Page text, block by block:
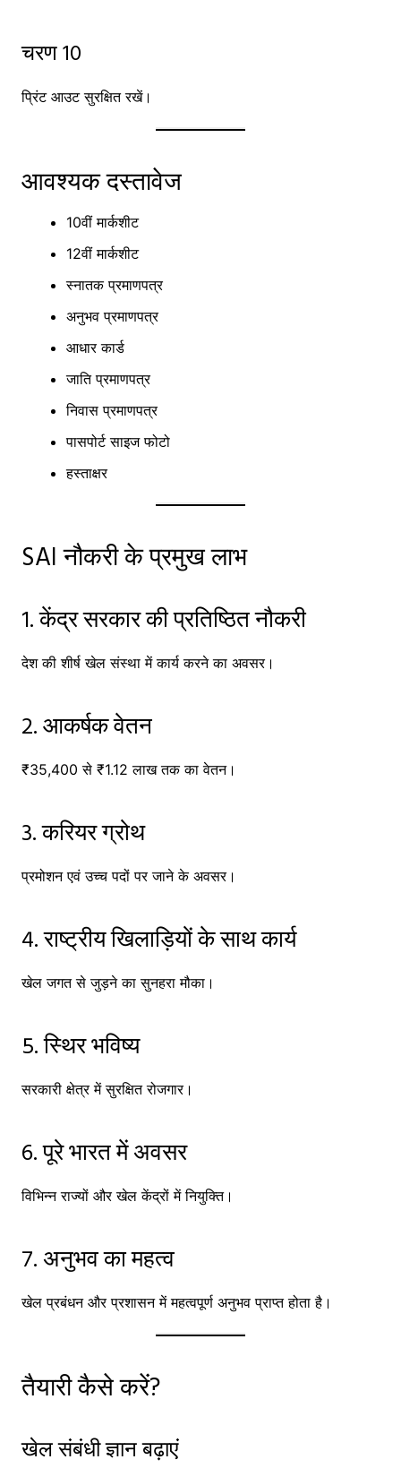
चरण 10
प्रिंट आउट सुरक्षित रखें।
आवश्यक दस्तावेज
10वीं मार्कशीट
12वीं मार्कशीट
स्नातक प्रमाणपत्र
अनुभव प्रमाणपत्र
आधार कार्ड
जाति प्रमाणपत्र
निवास प्रमाणपत्र
पासपोर्ट साइज फोटो
हस्ताक्षर
SAI नौकरी के प्रमुख लाभ
1. केंद्र सरकार की प्रतिष्ठित नौकरी
देश की शीर्ष खेल संस्था में कार्य करने का अवसर।
2. आकर्षक वेतन
₹35,400 से ₹1.12 लाख तक का वेतन।
3. करियर ग्रोथ
प्रमोशन एवं उच्च पदों पर जाने के अवसर।
4. राष्ट्रीय खिलाड़ियों के साथ कार्य
खेल जगत से जुड़ने का सुनहरा मौका।
5. स्थिर भविष्य
सरकारी क्षेत्र में सुरक्षित रोजगार।
6. पूरे भारत में अवसर
विभिन्न राज्यों और खेल केंद्रों में नियुक्ति।
7. अनुभव का महत्व
खेल प्रबंधन और प्रशासन में महत्वपूर्ण अनुभव प्राप्त होता है।
तैयारी कैसे करें?
खेल संबंधी ज्ञान बढ़ाएं